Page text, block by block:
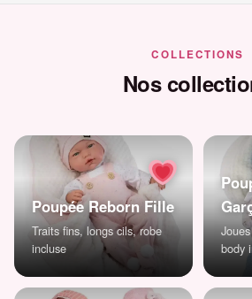
COLLECTIONS
Nos
Poupée Reborn Fille
Traits fins, longs cils, robe
incluse
body